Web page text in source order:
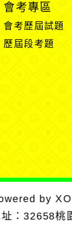
會考專區
會考歷屆試題
歷屆段考題
by
： 32658桃